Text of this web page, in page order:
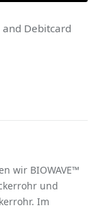
wir BIOWAVE™
und
Im